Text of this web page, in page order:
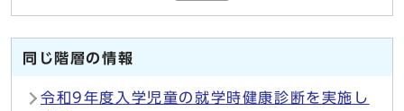
同じ階層の情報
令和9年度入学児童の就学時健康診断を実施し